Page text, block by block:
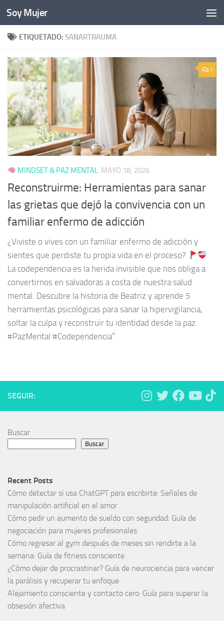
Bajo el contenido
Soy Mujer
ETIQUETADO: SANARTRAUMA
1
MINDSET & PAZ MENTAL MAYO 18, 2026
Reconstruirme: Herramientas para sanar
las grietas que dejó la convivencia con un
familiar enfermo de adicción
¿Viviste o vives con un familiar enfermo de adicción y
sientes que perdiste tu propia vida en el proceso?
La codependencia es la herida invisible que nos obliga a
convertirnos en salvadoras a costa de nuestra salud
mental. Descubre la historia de Beatriz y aprende 5
herramientas psicológicas para sanar la hipervigilancia,
soltar la culpa y reconstruir tu identidad desde la paz.
#PazMental #Codependencia”
SEGUIR:
Buscar
Buscar
Recent Posts
Cómo detectar si usa ChatGPT para escribirte: Señales de
manipulación artificial en el amor
Cómo pedir un aumento de sueldo con seguridad: Guía de
negociación para mujeres profesionales
Cómo regresar al gym después de meses sin rendirte a la
semana: Guía de fitness consciente
¿Cómo dejar de procrastinar? Guía de neurociencia para vencer
la parálisis y recuperar tu enfoque
Alejamiento consciente y contacto cero: Guía para superar la
obsesión afectiva